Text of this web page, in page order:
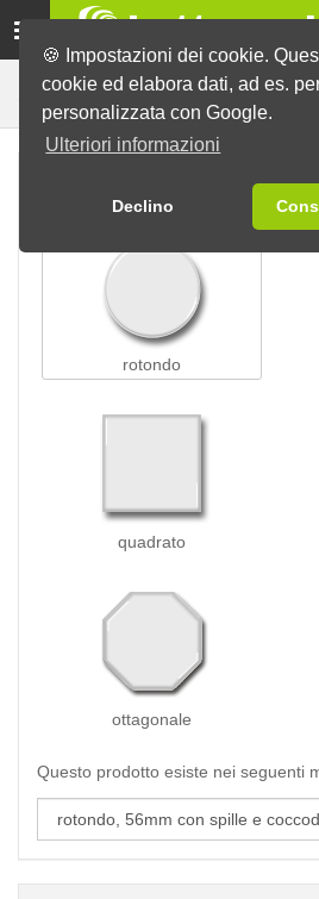
🍪 Impostazioni dei cookie.
cookie ed elabora dati, ad es.
personalizzata con Google.
Ulteriori informazioni
Declino
Spille Spille a pressione
rotondo
quadrato
ottagonale
Questo prodotto esiste nei seguenti